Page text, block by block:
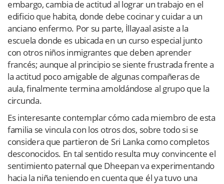
embargo, cambia de actitud al lograr un trabajo en el
edificio que habita, donde debe cocinar y cuidar a un
anciano enfermo. Por su parte, İllayaal asiste a la
escuela donde es ubicada en un curso especial junto
con otros niños inmigrantes que deben aprender
francés; aunque al principio se siente frustrada frente a
la actitud poco amigable de algunas compañeras de
aula, finalmente termina amoldándose al grupo que la
circunda.
Es interesante contemplar cómo cada miembro de esta
familia se vincula con los otros dos, sobre todo si se
considera que partieron de Sri Lanka como completos
desconocidos. En tal sentido resulta muy convincente el
sentimiento paternal que Dheepan va experimentando
hacia la niña teniendo en cuenta que él ya tuvo una